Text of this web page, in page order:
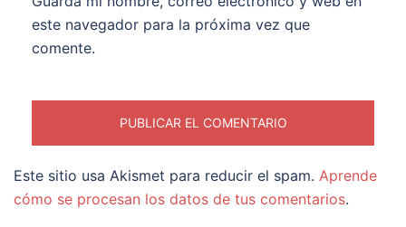
este navegador para la próxima vez que
comente.
Este sitio usa Akismet para reducir el spam. Aprende
cómo se procesan los datos de tus comentarios.